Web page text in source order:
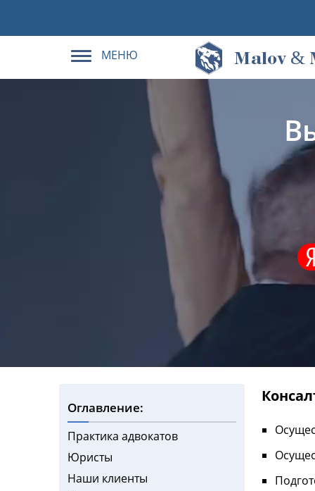
МЕНЮ Malov &
Оглавление:
Практика адвокатов
Юристы
Наши клиенты